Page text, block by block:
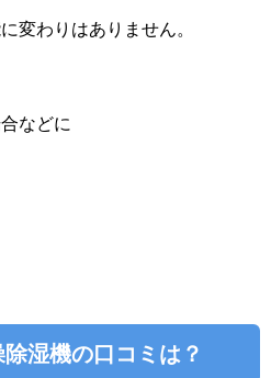
変わりはありません。
などに
湿機の口コミは？